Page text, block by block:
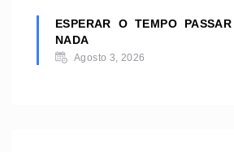
ESPERAR O TEMPO
NADA
Agosto 3, 2026